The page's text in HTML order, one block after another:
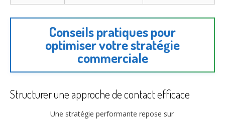
Conseils pratiques pour
optimiser votre stratégie
commerciale
Structurer une approche de contact efficace
Une stratégie performante repose sur